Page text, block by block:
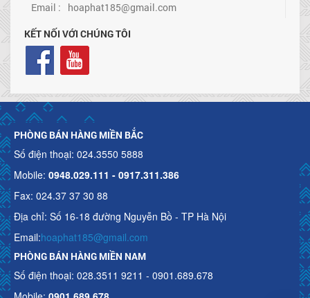
Email : hoaphat185@gmail.com
KẾT NỐI VỚI CHÚNG TÔI
PHÒNG BÁN HÀNG MIỀN BẮC
Số điện thoại: 024.3550 5888
Mobile: 0948.029.111 - 0917.311.386
Fax: 024.37 37 30 88
Địa chỉ: Số 16-18 đường Nguyễn Bồ - TP Hà Nội
Email:hoaphat185@gmail.com
PHÒNG BÁN HÀNG MIỀN NAM
Số điện thoại: 028.3511 9211 - 0901.689.678